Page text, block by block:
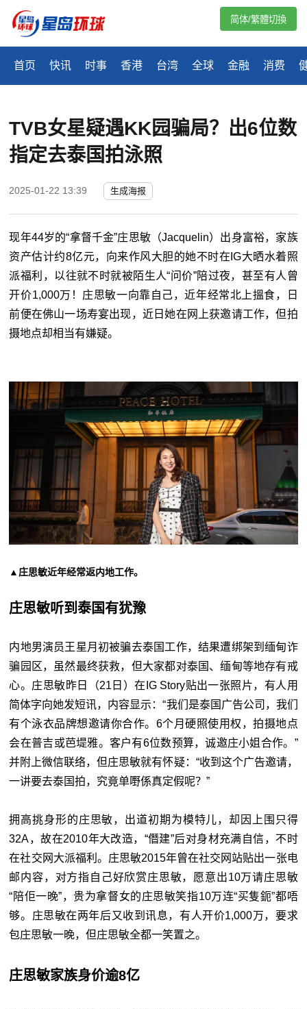
首页 快讯 时事 香港 台湾 全球 金融 消费
简体/繁體切換
TVB女星疑遇KK园骗局？出6位数
指定去泰国拍泳照
2025-01-22 13:39 生成海报
现年44岁的“拿督千金”庄思敏（Jacquelin）出身富裕，家族
资产估计约8亿元，向来作风大胆的她不时在IG大晒水着照
派福利，以往就不时就被陌生人“问价”陪过夜，甚至有人曾
开价1,000万！庄思敏一向靠自己，近年经常北上搵食，日
前便在佛山一场寿宴出现，近日她在网上获邀请工作，但拍
摄地点却相当有嫌疑。
▲庄思敏近年经常返内地工作。
庄思敏听到泰国有犹豫
内地男演员王星月初被骗去泰国工作，结果遭绑架到缅甸诈
骗园区，虽然最终获救，但大家都对泰国、缅甸等地存有戒
心。庄思敏昨日（21日）在IG Story贴出一张照片，有人用
简体字向她发短讯，内容显示：“我们是泰国广告公司，我们
有个泳衣品牌想邀请你合作。6个月硬照使用权，拍摄地点
会在普吉或芭堤雅。客户有6位数预算，诚邀庄小姐合作。”
并附上微信联络，但庄思敏就有怀疑：“收到这个广告邀请，
一讲要去泰国拍，究竟单嘢係真定假呢？”
拥高挑身形的庄思敏，出道初期为模特儿，却因上围只得
32A，故在2010年大改造，“僭建”后对身材充满自信，不时
在社交网大派福利。庄思敏2015年曾在社交网站贴出一张电
邮内容，对方指自己好欣赏庄思敏，愿意出10万请庄思敏
“陪佢一晚”，贵为拿督女的庄思敏笑指10万连“买隻鈪”都唔
够。庄思敏在两年后又收到讯息，有人开价1,000万，要求
包庄思敏一晚，但庄思敏全都一笑置之。
庄思敏家族身价逾8亿